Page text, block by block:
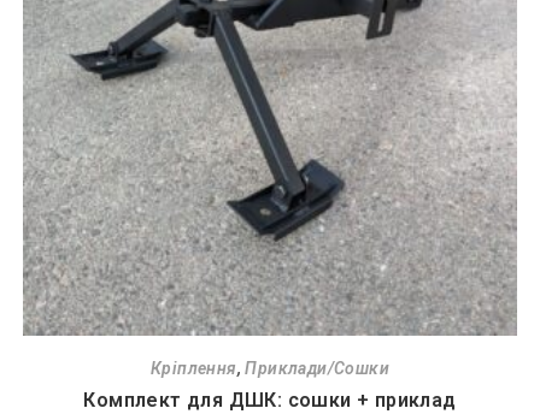
Кріплення,Приклади/Сошки
Комплект для ДШК: сошки + приклад